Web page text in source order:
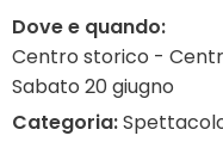
Dove e quando:
Centro storico -
Sabato 20 giugno
Categoria: